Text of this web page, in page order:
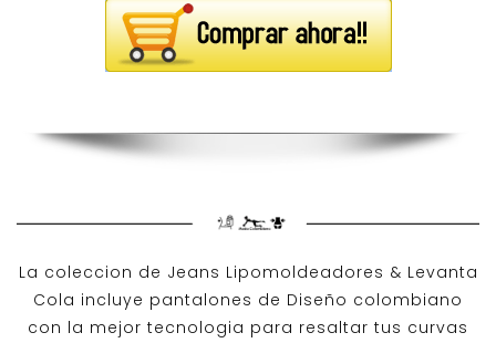
La coleccion de Jeans Lipomoldeadores & Levanta
Cola incluye pantalones de Diseño colombiano
con la mejor tecnologia para resaltar tus curvas